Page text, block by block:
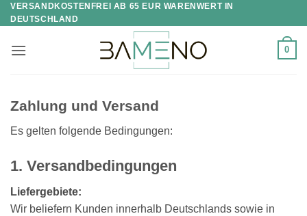
Skip
to
VERSANDKOSTENFREI AB 65 EUR WARENWERT IN
DEUTSCHLAND
0
Zahlung und Versand
Es gelten folgende Bedingungen:
1. Versandbedingungen
Liefergebiete:
Wir beliefern Kunden innerhalb Deutschlands sowie in